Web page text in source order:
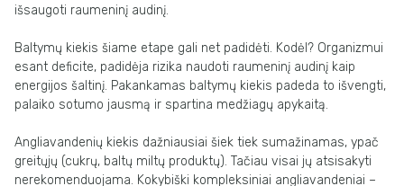
išsaugoti raumeninį audinį.
Baltymų kiekis šiame etape gali net padidėti. Kodėl? Organizmui
esant deficite, padidėja rizika naudoti raumeninį audinį kaip
energijos šaltinį. Pakankamas baltymų kiekis padeda to išvengti,
palaiko sotumo jausmą ir spartina medžiagų apykaitą.
Angliavandenių kiekis dažniausiai šiek tiek sumažinamas, ypač
greitųjų (cukrų, baltų miltų produktų). Tačiau visai jų atsisakyti
nerekomenduojama. Kokybiški kompleksiniai angliavandeniai –